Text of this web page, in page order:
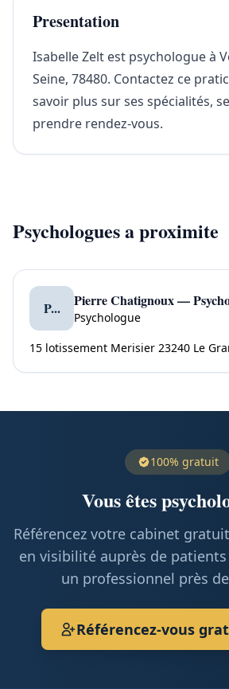
Presentation
Isabelle Zelt est psychologue à
Seine, 78480. Contactez ce
savoir plus sur ses spécialités,
prendre rendez-vous.
Psychologues a proximite
P...
Psychologue
15 lotissement Merisier 23240 Le
100% gratuit
Vous êtes
Référencez votre cabinet
en visibilité auprès de
un professionnel près
Référencez-vous